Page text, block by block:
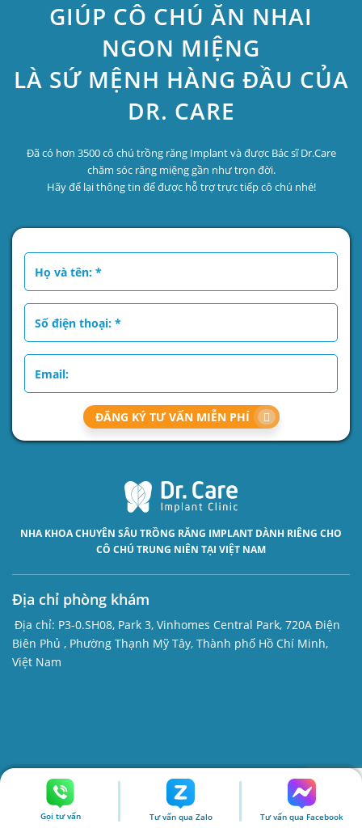
GIÚP CÔ CHÚ ĂN NHAI
NGON MIỆNG
LÀ SỨ MỆNH HÀNG ĐẦU CỦA
DR. CARE
Đã có hơn 3500 cô chú trồng răng Implant và được Bác sĩ Dr.Care
chăm sóc răng miệng gần như trọn đời.
Hãy để lại thông tin để được hỗ trợ trực tiếp cô chú nhé!
ĐĂNG KÝ TƯ VẤN MIỄN PHÍ
NHA KHOA CHUYÊN SÂU TRỒNG RĂNG IMPLANT DÀNH RIÊNG CHO
CÔ CHÚ TRUNG NIÊN TẠI VIỆT NAM
Địa chỉ phòng khám
Địa chỉ: P3-0.SH08, Park 3, Vinhomes Central Park, 720A Điện
Biên Phủ , Phường Thạnh Mỹ Tây, Thành phố Hồ Chí Minh,
Việt Nam
Gọi tư vấn Tư vấn qua Zalo Tư vấn qua Facebook